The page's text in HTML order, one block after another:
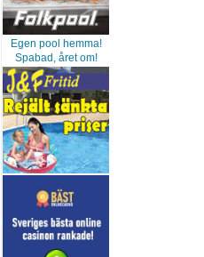
Egen pool hemma!
Spabad, året om!